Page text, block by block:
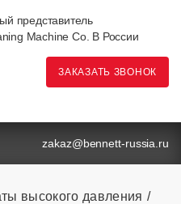
представитель
Machine Co. В России
ЗАКАЗАТЬ ЗВОНОК
zakaz@bennett-russia.ru
высокого давления